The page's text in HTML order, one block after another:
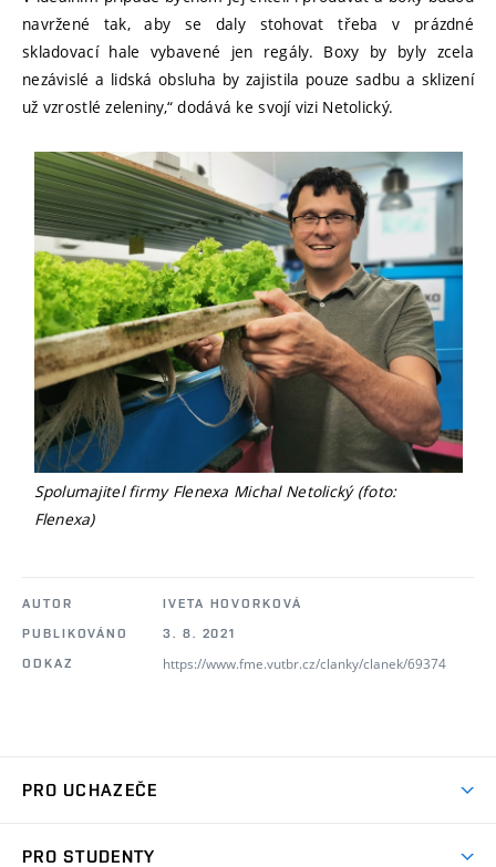
navržené tak, aby se daly stohovat třeba v prázdné
skladovací hale vybavené jen regály. Boxy by byly zcela
nezávislé a lidská obsluha by zajistila pouze sadbu a sklizení
už vzrostlé zeleniny,“ dodává ke svojí vizi Netolický.
Spolumajitel firmy Flenexa Michal Netolický (foto:
Flenexa)
AUTOR
IVETA HOVORKOVÁ
PUBLIKOVÁNO
3. 8. 2021
ODKAZ
https://www.fme.vutbr.cz/clanky/clanek/69374
PRO UCHAZEČE
PRO STUDENTY